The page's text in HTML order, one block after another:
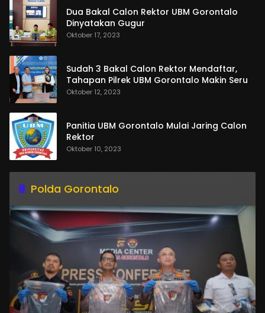
Dua Bakal Calon Rektor UBM Gorontalo
Dinyatakan Gugur
Oktober 17, 2023
Sudah 3 Bakal Calon Rektor Mendaftar,
Tahapan Pilrek UBM Gorontalo Makin Seru
Oktober 12, 2023
Panitia UBM Gorontalo Mulai Jaring Calon
Rektor
Oktober 10, 2023
Polda Gorontalo